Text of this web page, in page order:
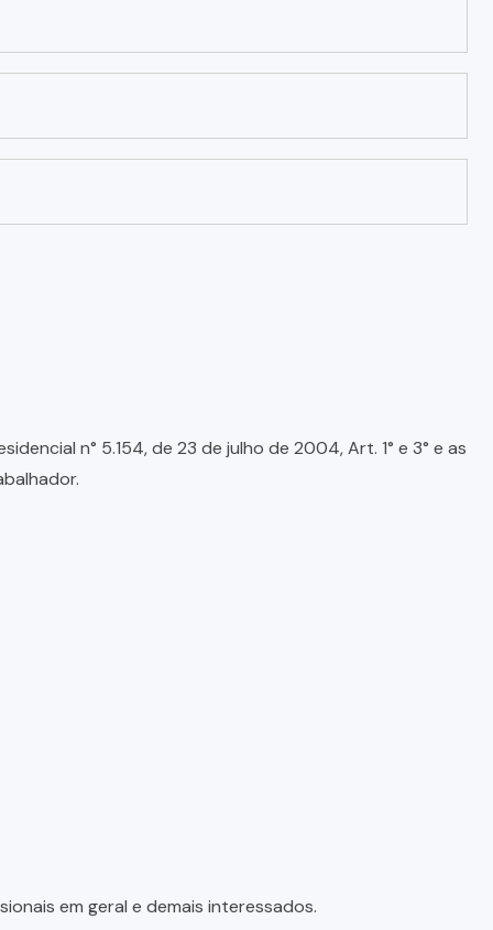
n° 5.154, de 23 de julho de 2004, Art. 1° e 3° e as
em geral e demais interessados.